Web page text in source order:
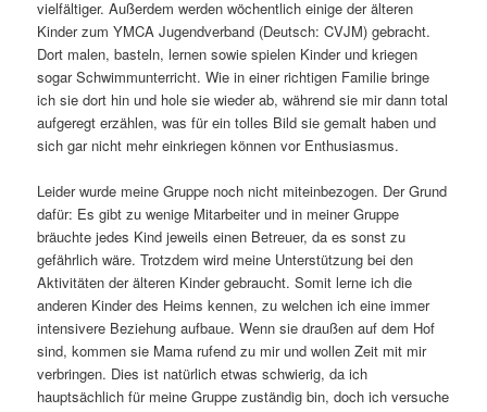
vielfältiger. Außerdem werden wöchentlich einige der älteren
Kinder zum YMCA Jugendverband (Deutsch: CVJM) gebracht.
Dort malen, basteln, lernen sowie spielen Kinder und kriegen
sogar Schwimmunterricht. Wie in einer richtigen Familie bringe
ich sie dort hin und hole sie wieder ab, während sie mir dann total
aufgeregt erzählen, was für ein tolles Bild sie gemalt haben und
sich gar nicht mehr einkriegen können vor Enthusiasmus.
Leider wurde meine Gruppe noch nicht miteinbezogen. Der Grund
dafür: Es gibt zu wenige Mitarbeiter und in meiner Gruppe
bräuchte jedes Kind jeweils einen Betreuer, da es sonst zu
gefährlich wäre. Trotzdem wird meine Unterstützung bei den
Aktivitäten der älteren Kinder gebraucht. Somit lerne ich die
anderen Kinder des Heims kennen, zu welchen ich eine immer
intensivere Beziehung aufbaue. Wenn sie draußen auf dem Hof
sind, kommen sie Mama rufend zu mir und wollen Zeit mit mir
verbringen. Dies ist natürlich etwas schwierig, da ich
hauptsächlich für meine Gruppe zuständig bin, doch ich versuche